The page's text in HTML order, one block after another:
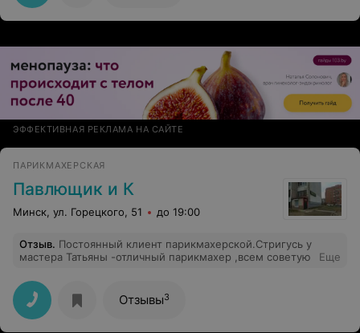
ЭФФЕКТИВНАЯ РЕКЛАМА НА САЙТЕ
ПАРИКМАХЕРСКАЯ
Павлющик и К
Минск, ул. Горецкого, 51 до 19:00
Отзыв. Постоянный клиент парикмахерской.Стригусь у
мастера Татьяны -отличный парикмахер ,всем советую
Еще
Отзывы3